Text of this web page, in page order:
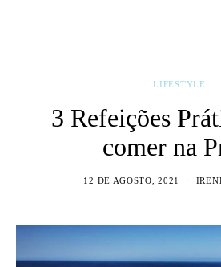
LIFESTYLE
3 Refeições
comer na
12 DE AGOSTO, 2021